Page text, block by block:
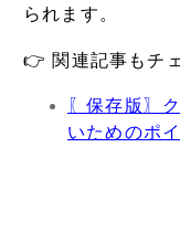
られます。
👉 関連記事もチ
〖保存版〗
いためのポ